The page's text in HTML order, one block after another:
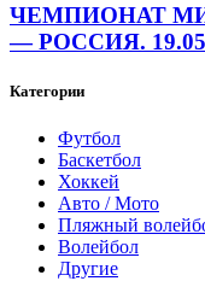
ЧЕМПИОНАТ
— РОССИЯ. 19.05
Категории
Футбол
Баскетбол
Хоккей
Авто / Мото
Пляжный
Волейбол
Другие